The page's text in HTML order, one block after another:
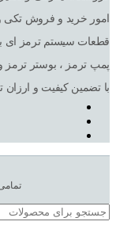
امور خرید و فروش تکی
پمپ ترمز ، بوستر ترمز
با تضمین کیفیت و